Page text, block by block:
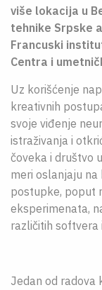
više lokacija u
tehnike Srpske
Francuski
Centra i
Uz korišćenje
kreativnih
svoje viđenje
istraživanja i
čoveka i društvo
meri oslanjaju na
postupke, poput
eksperimenata,
različitih softvera
Jedan od radova